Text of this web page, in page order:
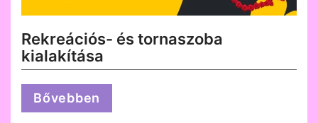
Rekreációs- és tornaszoba
kialakítása
Bővebben